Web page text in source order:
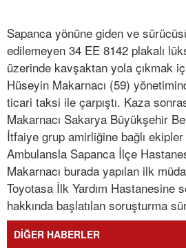
Sapanca yönüne giden ve
edilemeyen 34 EE 8142 plakalı
üzerinde kavşaktan yola çıkmak
Hüseyin Makarnacı (59)
ticari taksi ile çarpıştı. Kaza
Makarnacı Sakarya Büyükşehir
İtfaiye grup amirliğine bağlı ekipler
Ambulansla Sapanca İlçe
Makarnacı burada yapılan ilk
Toyotasa İlk Yardım Hastanesine
hakkında başlatılan soruşturma
DİĞER HABERLER